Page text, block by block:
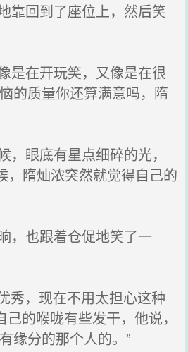
靠回到了座位上，然后笑
是在开玩笑，又像是在很
的质量你还算满意吗，隋
眼底有星点细碎的光，
，隋灿浓突然就觉得自己的
，也跟着仓促地笑了一
，现在不用太担心这种
的喉咙有些发干，他说，
缘分的那个人的。”